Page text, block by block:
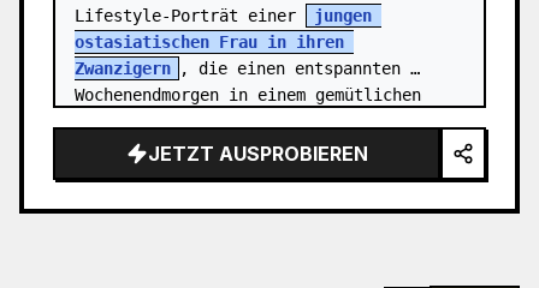
Lifestyle-Porträt einer
jungen
ostasiatischen Frau in ihren
Zwanzigern
, die einen entspannten
Wochenendmorgen in einem gemütlichen
JETZT AUSPROBIEREN